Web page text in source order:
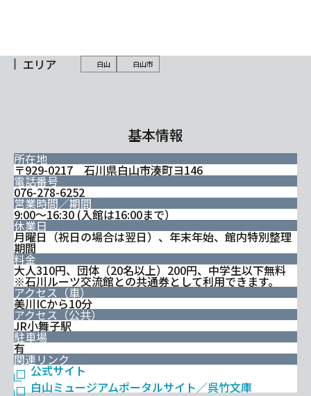
エリア 白山 白山市
基本情報
所在地
〒929-0217 石川県白山市湊町ヨ146
電話番号
076-278-6252
営業時間／期間
9:00～16:30 (入館は16:00まで）
休業日
月曜日（祝日の場合は翌日）、年末年始、館内特別整理
期間
料金
大人310円、団体（20名以上）200円、中学生以下無料
※石川ルーツ交流館との共通券として利用できます。
アクセス（車）
美川ICから10分
アクセス（公共）
JR小舞子駅
駐車場
有
関連リンク
公式サイト
白山ミュージアムポータルサイト／呉竹文庫